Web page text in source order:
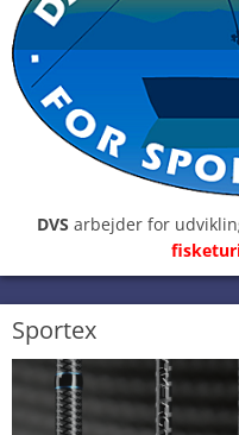
DVS arbejder for
Sportex